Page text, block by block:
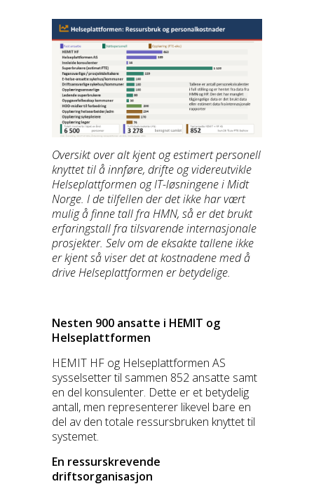
Oversikt over alt kjent og estimert personell
knyttet til å innføre, drifte og videreutvikle
Helseplattformen og IT-løsningene i Midt
Norge. I de tilfellen der det ikke har vært
mulig å finne tall fra HMN, så er det brukt
erfaringstall fra tilsvarende internasjonale
prosjekter. Selv om de eksakte tallene ikke
er kjent så viser det at kostnadene med å
drive Helseplattformen er betydelige.
Nesten 900 ansatte i HEMIT og
Helseplattformen
HEMIT HF og Helseplattformen AS
sysselsetter til sammen 852 ansatte samt
en del konsulenter. Dette er et betydelig
antall, men representerer likevel bare en
del av den totale ressursbruken knyttet til
systemet.
En ressurskrevende
driftsorganisasjon